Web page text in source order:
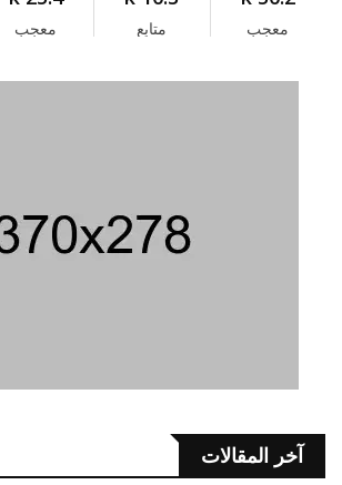
معجب متابع معجب
آخر المقالات